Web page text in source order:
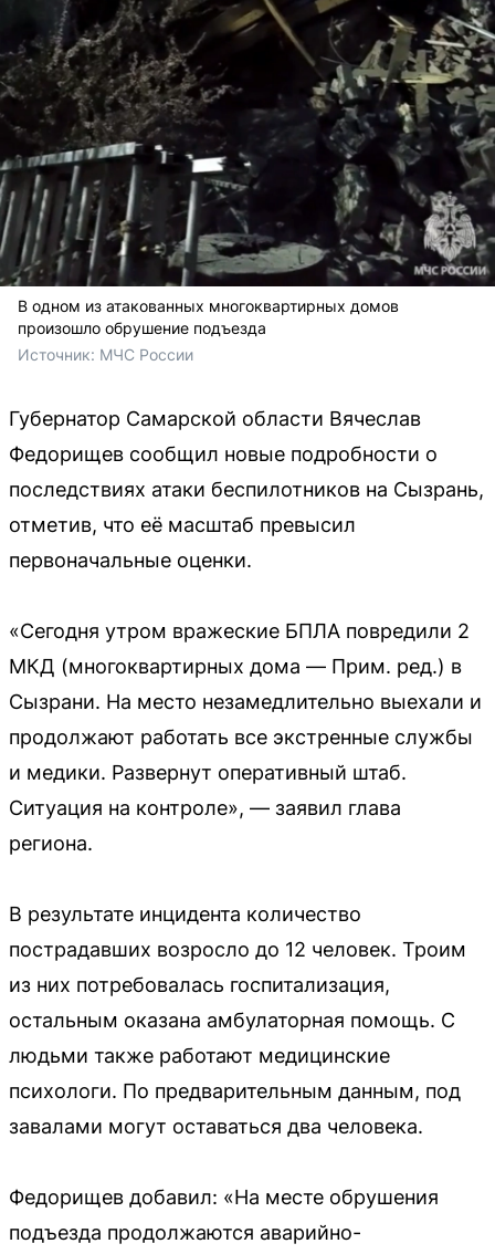
В одном из атакованных многоквартирных домов
произошло обрушение подъезда
Источник: МЧС России
Губернатор Самарской области Вячеслав
Федорищев сообщил новые подробности о
последствиях атаки беспилотников на Сызрань,
отметив, что её масштаб превысил
первоначальные оценки.
«Сегодня утром вражеские БПЛА повредили 2
МКД (многоквартирных дома — Прим. ред.) в
Сызрани. На место незамедлительно выехали и
продолжают работать все экстренные службы
и медики. Развернут оперативный штаб.
Ситуация на контроле», — заявил глава
региона.
В результате инцидента количество
пострадавших возросло до 12 человек. Троим
из них потребовалась госпитализация,
остальным оказана амбулаторная помощь. С
людьми также работают медицинские
психологи. По предварительным данным, под
завалами могут оставаться два человека.
Федорищев добавил: «На месте обрушения
подъезда продолжаются аварийно-